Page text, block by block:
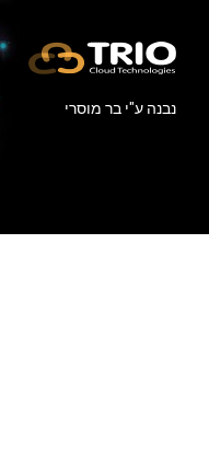
נבנה ע"י בר מוסרי